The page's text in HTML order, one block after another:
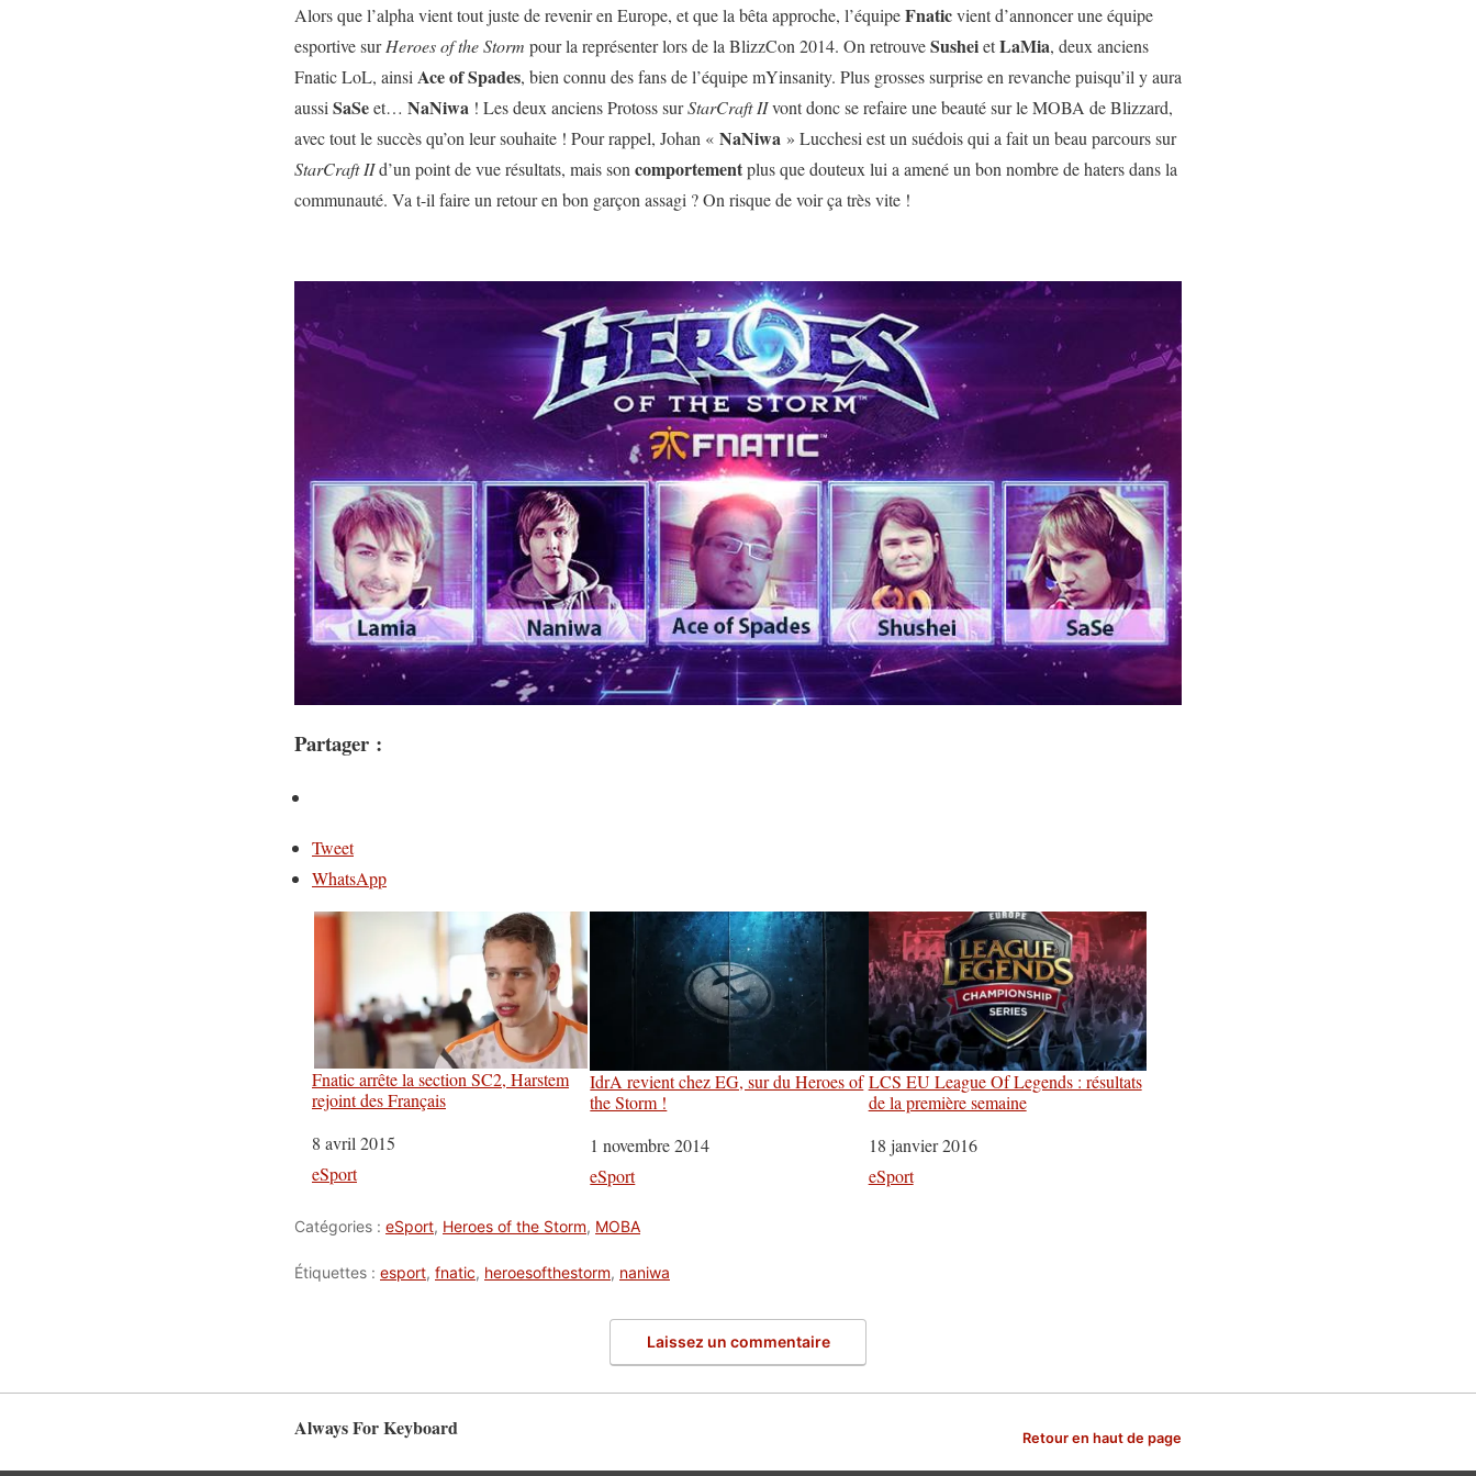
Alors que l’alpha vient tout juste de revenir en Europe, et que la bêta approche, l’équipeFnaticvient d’annoncer une équipe
esportive surHeroes of the Storm pour la représenter lors de la BlizzCon 2014. On retrouveSusheietLaMia, deux anciens
Fnatic LoL, ainsi Ace of Spades, bien connu des fans de l’équipe mYinsanity. Plus grosses surprise en revanche puisqu’il y aura
aussi SaSeet… NaNiwa ! Les deux anciens Protoss surStarCraft IIvont donc se refaire une beauté sur le MOBA de Blizzard,
avec tout le succès qu’on leur souhaite ! Pour rappel, Johan « NaNiwa » Lucchesi est un suédois qui a fait un beau parcours sur
StarCraft IId’un point de vue résultats, mais son comportementplus que douteux lui a amené un bon nombre de haters dans la
communauté. Va t-il faire un retour en bon garçon assagi ? On risque de voir ça très vite !
Partager :
Tweet
WhatsApp
Fnatic arrête la section SC2, Harstem
rejoint des Français
Date
8 avril 2015
Par rapport à
eSport
IdrA revient chez EG, sur du Heroes of
the Storm !
Date
1 novembre 2014
Par rapport à
eSport
LCS EU League Of Legends : résultats
de la première semaine
Date
18 janvier 2016
Par rapport à
eSport
Catégories : eSport, Heroes of the Storm, MOBA
Étiquettes : esport, fnatic, heroesofthestorm, naniwa
Laissez un commentaire
Always For Keyboard Retour en haut de page